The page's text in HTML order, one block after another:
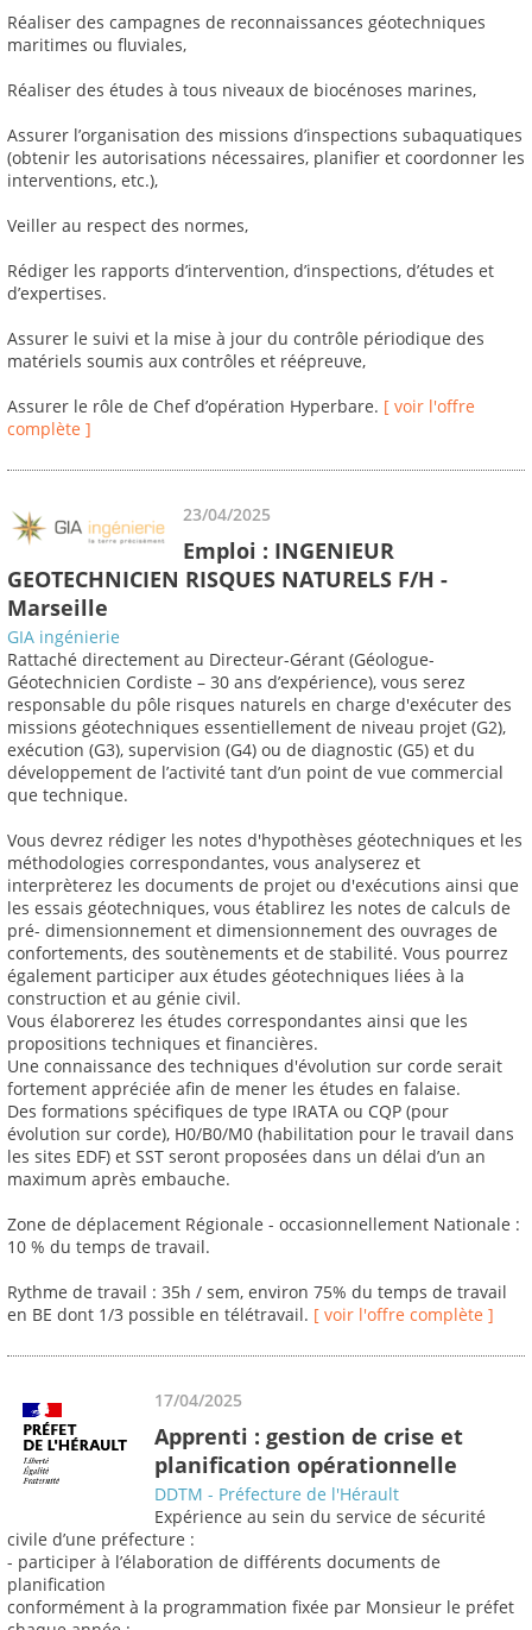
Réaliser des campagnes de reconnaissances géotechniques
maritimes ou fluviales,
Réaliser des études à tous niveaux de biocénoses marines,
Assurer l’organisation des missions d’inspections subaquatiques
(obtenir les autorisations nécessaires, planifier et coordonner les
interventions, etc.),
Veiller au respect des normes,
Rédiger les rapports d’intervention, d’inspections, d’études et
d’expertises.
Assurer le suivi et la mise à jour du contrôle périodique des
matériels soumis aux contrôles et réépreuve,
Assurer le rôle de Chef d’opération Hyperbare. [ voir l'offre
complète ]
23/04/2025
Emploi : INGENIEUR
GEOTECHNICIEN RISQUES NATURELS F/H -
Marseille
GIA ingénierie
Rattaché directement au Directeur-Gérant (Géologue-
Géotechnicien Cordiste – 30 ans d’expérience), vous serez
responsable du pôle risques naturels en charge d'exécuter des
missions géotechniques essentiellement de niveau projet (G2),
exécution (G3), supervision (G4) ou de diagnostic (G5) et du
développement de l’activité tant d’un point de vue commercial
que technique.
Vous devrez rédiger les notes d'hypothèses géotechniques et les
méthodologies correspondantes, vous analyserez et
interprèterez les documents de projet ou d'exécutions ainsi que
les essais géotechniques, vous établirez les notes de calculs de
pré- dimensionnement et dimensionnement des ouvrages de
confortements, des soutènements et de stabilité. Vous pourrez
également participer aux études géotechniques liées à la
construction et au génie civil.
Vous élaborerez les études correspondantes ainsi que les
propositions techniques et financières.
Une connaissance des techniques d'évolution sur corde serait
fortement appréciée afin de mener les études en falaise.
Des formations spécifiques de type IRATA ou CQP (pour
évolution sur corde), H0/B0/M0 (habilitation pour le travail dans
les sites EDF) et SST seront proposées dans un délai d’un an
maximum après embauche.
Zone de déplacement Régionale - occasionnellement Nationale :
10 % du temps de travail.
Rythme de travail : 35h / sem, environ 75% du temps de travail
en BE dont 1/3 possible en télétravail. [ voir l'offre complète ]
17/04/2025
Apprenti : gestion de crise et
planification opérationnelle
DDTM - Préfecture de l'Hérault
Expérience au sein du service de sécurité
civile d’une préfecture :
- participer à l’élaboration de différents documents de
planification
conformément à la programmation fixée par Monsieur le préfet